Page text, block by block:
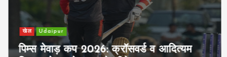
खेल Udaipur
पिम्स मेवाड़ कप 2026: क्रॉसवर्ड व आदित्यम